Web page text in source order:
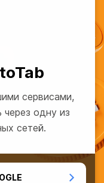
сервисами,
через одну из
сетей.